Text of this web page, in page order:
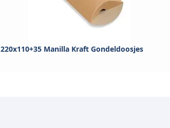
220x110+35 Manilla Kraft Gondeldoosjes